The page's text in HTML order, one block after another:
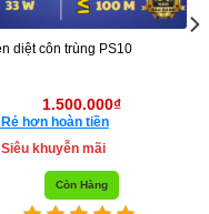
Bóng đèn diệt côn trùng 4w –
1.000.000₫–1.200.000
Rẻ hơn hoàn tiền
Siêu khuyễn mãi
Còn Hàng